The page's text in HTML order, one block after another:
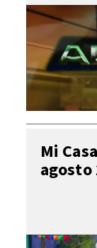
Mi
agosto